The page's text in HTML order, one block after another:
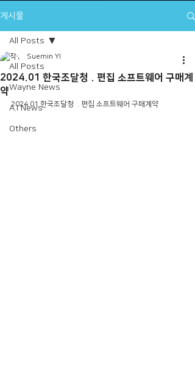
게시물
All Posts
Wayne News
A.I News
Others
All Posts
2024.01 한국조달청 . 편집 소프트웨어 구매계
약
Suemin YI
2024.01 한국조달청  . 편집 소프트웨어 구매계약